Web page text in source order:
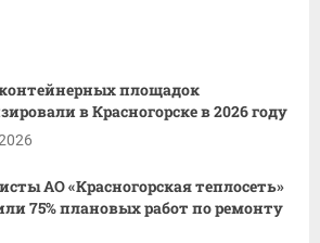
контейнерных площадок
в Красногорске в 2026 году
АО «Красногорская теплосеть»
75% плановых работ по ремонту